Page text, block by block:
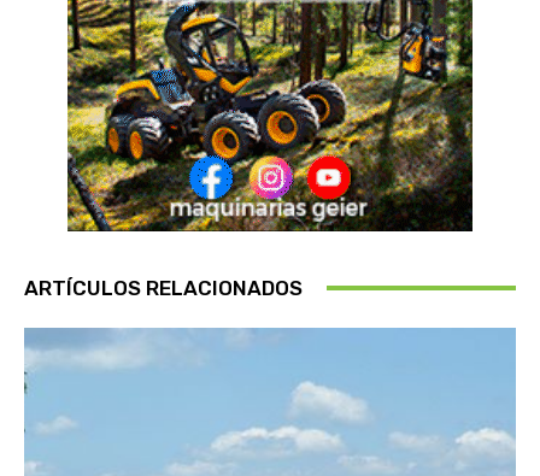
ARTÍCULOS RELACIONADOS